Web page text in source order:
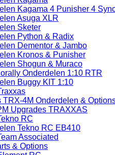
Kagama 4 Punisher 4
Asuga XLR
Sketer
Python & Radix
Dementor & Jambo
Kronos & Punisher
Shogun & Muraco
Onderdelen 1:10 RTR
Buggy KIT 1:10
TRX-4M Onderdelen &
Upgrades TRAXXAS
RC
Tekno RC EB410
Associated
& Options